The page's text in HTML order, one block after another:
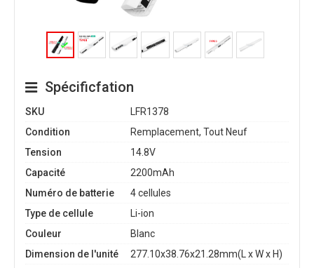
Spécificfation
SKU
LFR1378
Condition
Remplacement, Tout Neuf
Tension
14.8V
Capacité
2200mAh
Numéro de batterie
4 cellules
Type de cellule
Li-ion
Couleur
Blanc
Dimension de l'unité
277.10x38.76x21.28mm(L x W x H)